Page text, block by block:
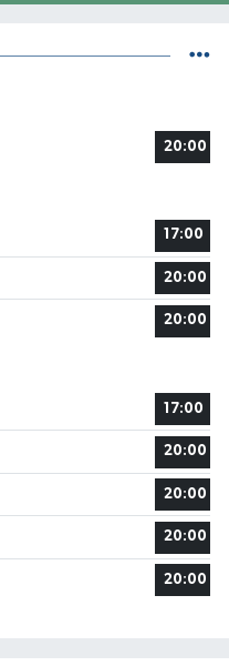
20:00
17:00
20:00
20:00
17:00
20:00
20:00
20:00
20:00